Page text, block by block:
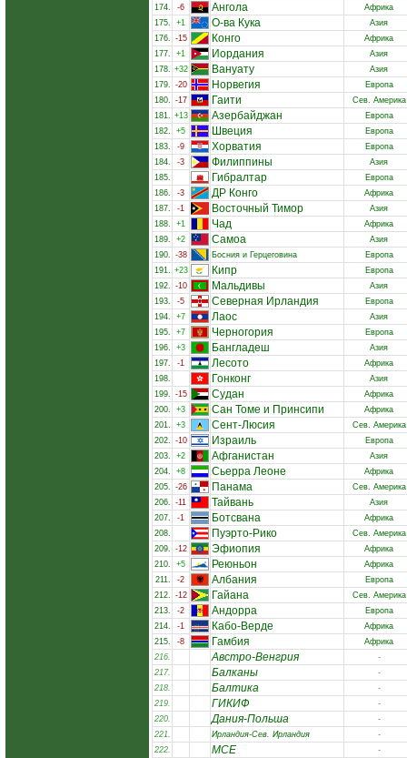
174.
-6 Ангола
Африка
175.
+1 О-ва Кука
Азия
176. -15 Конго
Африка
177.
+1 Иордания
Азия
178. +32 Вануату
Азия
179. -20 Норвегия
Европа
180. -17 Гаити
Сев. Америка
181. +13 Азербайджан
Европа
182.
+5 Швеция
Европа
183.
-9 Хорватия
Европа
184.
-3 Филиппины
Азия
185.
Гибралтар
Европа
186.
-3 ДР Конго
Африка
187.
-1 Восточный Тимор
Азия
188.
+1 Чад
Африка
189.
+2 Самоа
Азия
190. -38 Босния и Герцеговина
Европа
191. +23 Кипр
Европа
192. -10 Мальдивы
Азия
193.
-5 Северная Ирландия
Европа
194.
+7 Лаос
Азия
195.
+7 Черногория
Европа
196.
+3 Бангладеш
Азия
197.
-1 Лесото
Африка
198.
Гонконг
Азия
199. -15 Судан
Африка
200.
+3 Сан Томе и Принсипи
Африка
201.
+3 Сент-Люсия
Сев. Америка
202. -10 Израиль
Европа
203.
+2 Афганистан
Азия
204.
+8 Сьерра Леоне
Африка
205. -26 Панама
Сев. Америка
206. -11 Тайвань
Азия
207.
-1 Ботсвана
Африка
208.
Пуэрто-Рико
Сев. Америка
209. -12 Эфиопия
Африка
210.
+5 Реюньон
Африка
211.
-2 Албания
Европа
212. -12 Гайана
Сев. Америка
213.
-2 Андорра
Европа
214.
-1 Кабо-Верде
Африка
215.
-8 Гамбия
Африка
216.
Австро-Венгрия
-
217.
Балканы
-
218.
Балтика
-
219.
ГИКИФ
-
220.
Дания-Польша
-
221.
Ирландия-Сев. Ирландия
-
222.
МСЕ
-